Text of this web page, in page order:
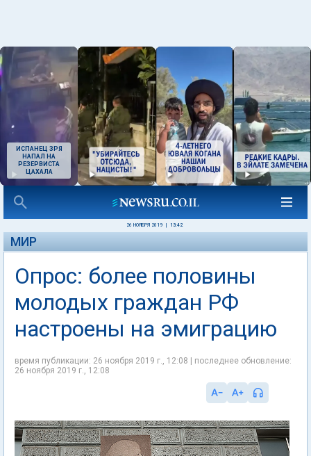
ИСПАНЕЦ ЗРЯ
НАПАЛ НА
РЕЗЕРВИСТА
ЦАХАЛА
26 НОЯБРЯ 2019 13:42
МИР
Опрос: более половины
молодых граждан РФ
настроены на эмиграцию
время публикации: 26 ноября 2019 г., 12:08 | последнее обновление:
26 ноября 2019 г., 12:08